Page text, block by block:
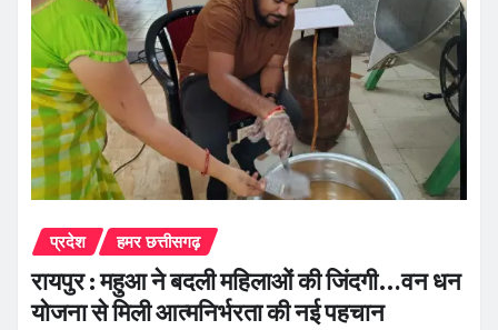
प्रदेश हमर छत्तीसगढ़
रायपुर : महुआ ने बदली महिलाओं की जिंदगी…वन धन
योजना से मिली आत्मनिर्भरता की नई पहचान